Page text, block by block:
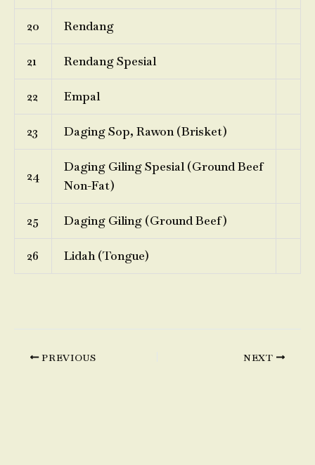
20 Rendang
21 Rendang Spesial
22 Empal
23 Daging Sop, Rawon (Brisket)
24
Daging Giling Spesial (Ground Beef
Non-Fat)
25 Daging Giling (Ground Beef)
26 Lidah (Tongue)
PREVIOUS NEXT